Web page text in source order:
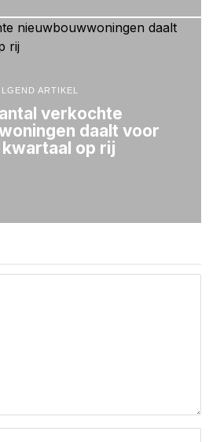
ARTIKEL
verkochte
daalt voor
op rij